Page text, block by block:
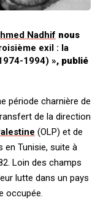
Nadhif nous
exil : la
1994) », publié
période charnière de
de la direction
(OLP) et de
en Tunisie, suite à
Loin des champs
lutte dans un pays
occupée.